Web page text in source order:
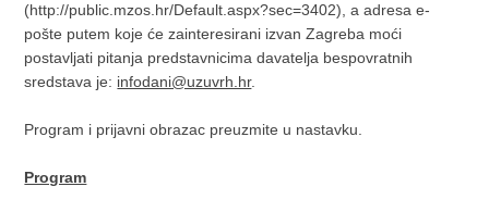
(http://public.mzos.hr/Default.aspx?sec=3402), a adresa e-
pošte putem koje će zainteresirani izvan Zagreba moći
postavljati pitanja predstavnicima davatelja bespovratnih
sredstava je: infodani@uzuvrh.hr.
Program i prijavni obrazac preuzmite u nastavku.
Program